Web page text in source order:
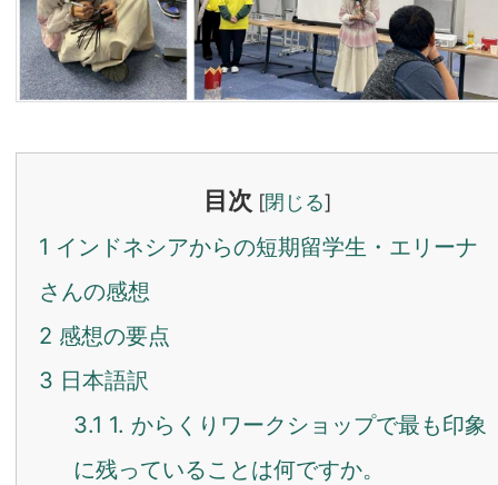
目次 [閉じる]
1 インドネシアからの短期留学生・エリーナ
さんの感想
2 感想の要点
3 日本語訳
3.1 1. からくりワークショップで最も印象
に残っていることは何ですか。